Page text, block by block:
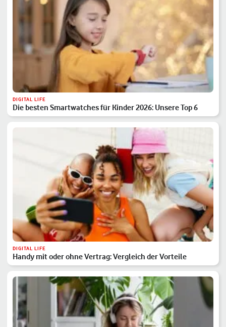
DIGITAL LIFE
Die besten Smartwatches für Kinder 2026: Unsere Top 6
DIGITAL LIFE
Handy mit oder ohne Vertrag: Vergleich der Vorteile